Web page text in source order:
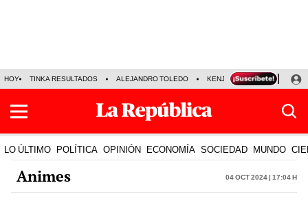
HOY TINKA RESULTADOS ALEJANDRO TOLEDO KENJI FUJIMORI
LO ÚLTIMO POLÍTICA OPINIÓN ECONOMÍA SOCIEDAD MUNDO
Animes 04 Oct 2024 | 17:04 h